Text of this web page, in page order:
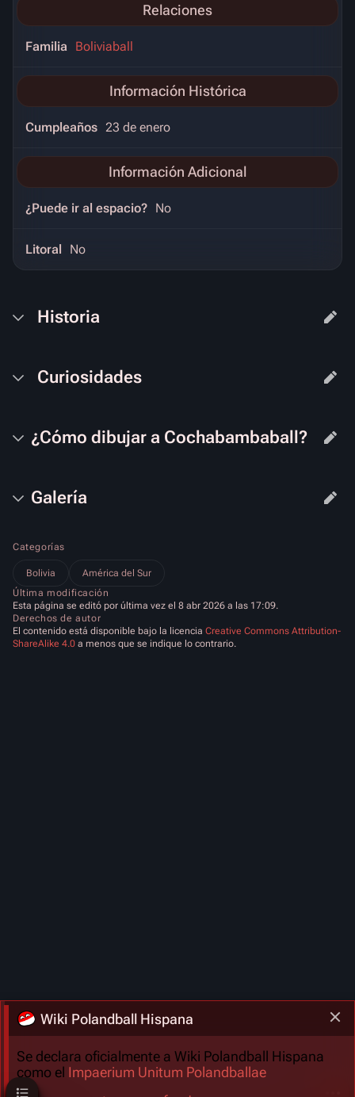
Wiki Polandball Hispana
Se declara oficialmente a Wiki Polandball Hispana
como el Impaerium Unitum Polandballae
Relaciones
Familia Boliviaball
Información Histórica
Cumpleaños 23 de enero
Información Adicional
¿Puede ir al espacio? No
Litoral No
Historia
Curiosidades
¿Cómo dibujar a Cochabambaball?
Galería
Sumario
Categorías
Bolivia
América del Sur
Última modificación
Esta página se editó por última vez el 8 abr 2026 a las 17:09.
Derechos de autor
El contenido está disponible bajo la licencia Creative Commons Attribution-
ShareAlike 4.0 a menos que se indique lo contrario.